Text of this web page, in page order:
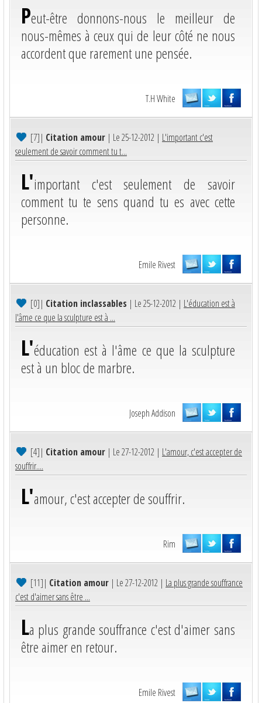
Peut-être donnons-nous le meilleur de
nous-mêmes à ceux qui de leur côté ne nous
accordent que rarement une pensée.
T.H White
[7]| Citation amour | Le 25-12-2012 | L'important c'est
seulement de savoir comment tu t...
L'important c'est seulement de savoir
comment tu te sens quand tu es avec cette
personne.
Emile Rivest
[0]| Citation inclassables | Le 25-12-2012 | L'éducation est à
l'âme ce que la sculpture est à ...
L'éducation est à l'âme ce que la sculpture
est à un bloc de marbre.
Joseph Addison
[4]| Citation amour | Le 27-12-2012 | L'amour, c'est accepter de
souffrir....
L'amour, c'est accepter de souffrir.
Rim
[11]| Citation amour | Le 27-12-2012 | La plus grande souffrance
c'est d'aimer sans être ...
La plus grande souffrance c'est d'aimer sans
être aimer en retour.
Emile Rivest